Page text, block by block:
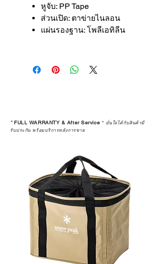
หูจับ: PP Tape
ส่วนเปิด: ตาข่ายไนลอน
แผ่นรองฐาน: โพลีเอทิลีน
*FULL WARRANTY & After Service * มั่นใจได้กับสินค้ามี
รับประกัน พร้อมบริการหลังการขาย